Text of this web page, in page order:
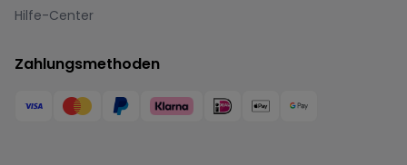
Hilfe-Center
Zahlungsmethoden